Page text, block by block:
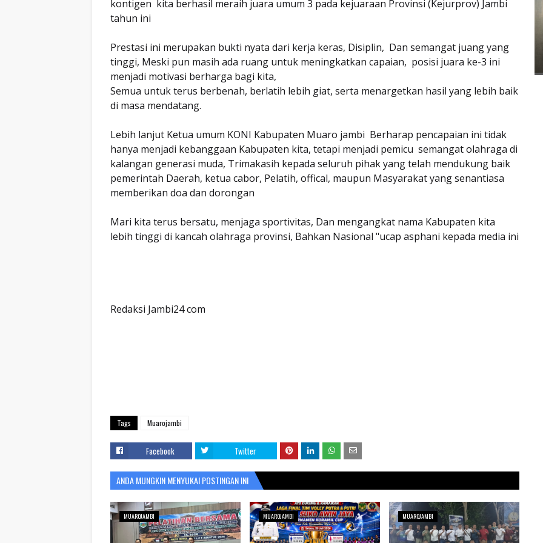
kontigen kita berhasil meraih juara umum 3 pada kejuaraan Provinsi (Kejurprov) Jambi
tahun ini
Prestasi ini merupakan bukti nyata dari kerja keras, Disiplin, Dan semangat juang yang
tinggi, Meski pun masih ada ruang untuk meningkatkan capaian, posisi juara ke-3 ini
menjadi motivasi berharga bagi kita,
Semua untuk terus berbenah, berlatih lebih giat, serta menargetkan hasil yang lebih baik
di masa mendatang.
Lebih lanjut Ketua umum KONI Kabupaten Muaro jambi Berharap pencapaian ini tidak
hanya menjadi kebanggaan Kabupaten kita, tetapi menjadi pemicu semangat olahraga di
kalangan generasi muda, Trimakasih kepada seluruh pihak yang telah mendukung baik
pemerintah Daerah, ketua cabor, Pelatih, offical, maupun Masyarakat yang senantiasa
memberikan doa dan dorongan
Mari kita terus bersatu, menjaga sportivitas, Dan mengangkat nama Kabupaten kita
lebih tinggi di kancah olahraga provinsi, Bahkan Nasional "ucap asphani kepada media ini
Redaksi Jambi24 com
Tags Muarojambi
Facebook Twitter
ANDA MUNGKIN MENYUKAI POSTINGAN INI
MUAROJAMBI MUAROJAMBI MUAROJAMBI